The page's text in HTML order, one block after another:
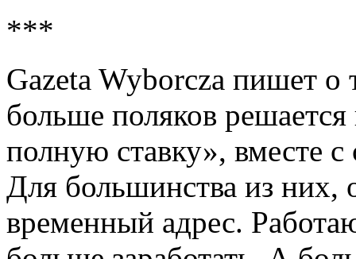
***
Gazeta Wyborcza пишет о
больше поляков решается
полную ставку», вместе
Для большинства из них,
временный адрес.